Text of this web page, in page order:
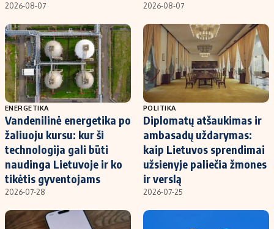
2026-08-07 2026-08-07
ENERGETIKA
Vandenilinė energetika po
žaliuoju kursu: kur ši
technologija gali būti
naudinga Lietuvoje ir ko
tikėtis gyventojams
2026-07-28
POLITIKA
Diplomatų atšaukimas ir
ambasadų uždarymas:
kaip Lietuvos sprendimai
užsienyje paliečia žmones
ir verslą
2026-07-25